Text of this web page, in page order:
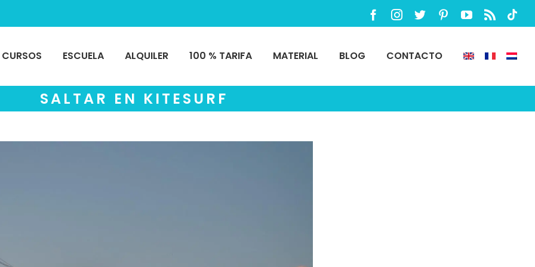
Facebook
Instagram
Twitter PinterestYouTube
Rss
CURSOS ESCUELA ALQUILER 100 % TARIFA MATERIAL BLOG CONTACTO
SALTAR EN KITESURF